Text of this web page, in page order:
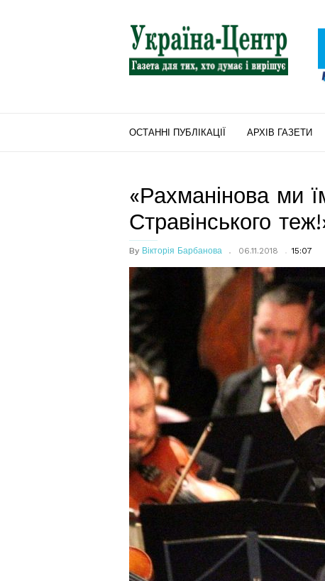
"Україна-
Центр"
ОСТАННІ ПУБЛІКАЦІЇ АРХІВ ГАЗЕТИ
«Рахманінова ми
Стравінського
By Вікторія Барбанова 06.11.2018 15:07